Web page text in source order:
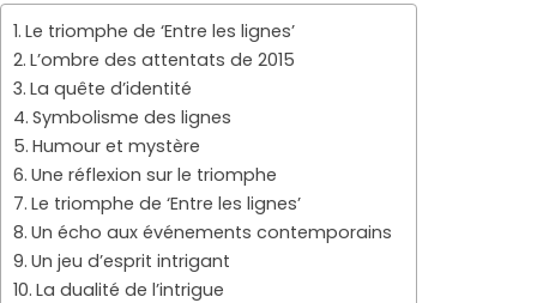
Le triomphe de ‘Entre les lignes’
L’ombre des attentats de 2015
La quête d’identité
Symbolisme des lignes
Humour et mystère
Une réflexion sur le triomphe
Le triomphe de ‘Entre les lignes’
Un écho aux événements contemporains
Un jeu d’esprit intrigant
La dualité de l’intrigue